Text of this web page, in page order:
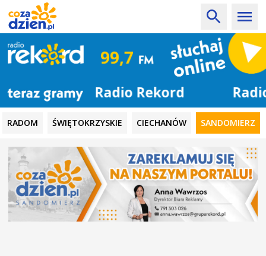
Radio Rekord
RADOM ŚWIĘTOKRZYSKIE CIECHANÓW SANDOMIERZ